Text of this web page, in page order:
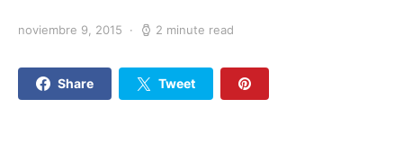
noviembre 9, 2015 2 minute read
Share Tweet